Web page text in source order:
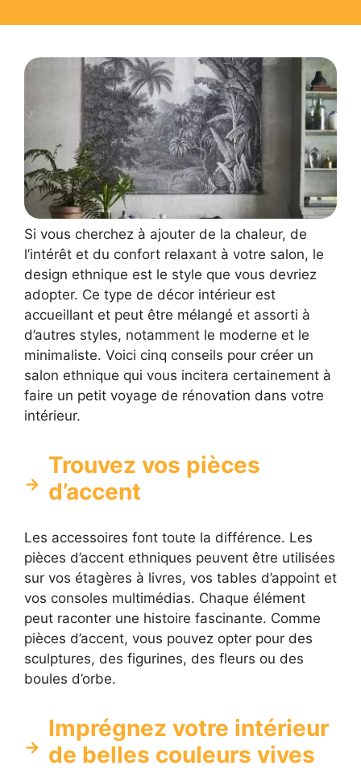
Si vous cherchez à ajouter de la chaleur, de
l’intérêt et du confort relaxant à votre salon, le
design ethnique est le style que vous devriez
adopter. Ce type de décor intérieur est
accueillant et peut être mélangé et assorti à
d’autres styles, notamment le moderne et le
minimaliste. Voici cinq conseils pour créer un
salon ethnique qui vous incitera certainement à
faire un petit voyage de rénovation dans votre
intérieur.
Trouvez vos pièces
d’accent
Les accessoires font toute la différence. Les
pièces d’accent ethniques peuvent être utilisées
sur vos étagères à livres, vos tables d’appoint et
vos consoles multimédias. Chaque élément
peut raconter une histoire fascinante. Comme
pièces d’accent, vous pouvez opter pour des
sculptures, des figurines, des fleurs ou des
boules d’orbe.
Imprégnez votre intérieur
de belles couleurs vives